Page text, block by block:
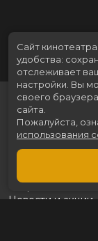
Скоро в кино
Новости и акции
Сайт
удобства:
отслеживает
настройки. Вы
своего
сайта.
Пожалуйста,
использования